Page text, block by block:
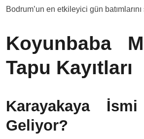
Bodrum’un en etkileyici gün batımlarını
Koyunbaba
Tapu Kayıtları
Karayakaya
Geliyor?